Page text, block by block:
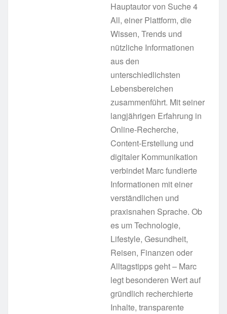
Hauptautor von Suche 4
All, einer Plattform, die
Wissen, Trends und
nützliche Informationen
aus den
unterschiedlichsten
Lebensbereichen
zusammenführt. Mit seiner
langjährigen Erfahrung in
Online-Recherche,
Content-Erstellung und
digitaler Kommunikation
verbindet Marc fundierte
Informationen mit einer
verständlichen und
praxisnahen Sprache. Ob
es um Technologie,
Lifestyle, Gesundheit,
Reisen, Finanzen oder
Alltagstipps geht – Marc
legt besonderen Wert auf
gründlich recherchierte
Inhalte, transparente